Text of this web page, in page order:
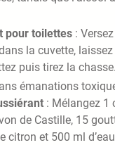
pour toilettes :
la cuvette,
puis tirez la
émanations
: Mélangez 1
de Castille, 15
citron et 500 ml